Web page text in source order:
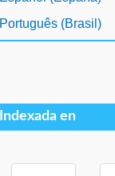
Português (Brasil)
Indexada en